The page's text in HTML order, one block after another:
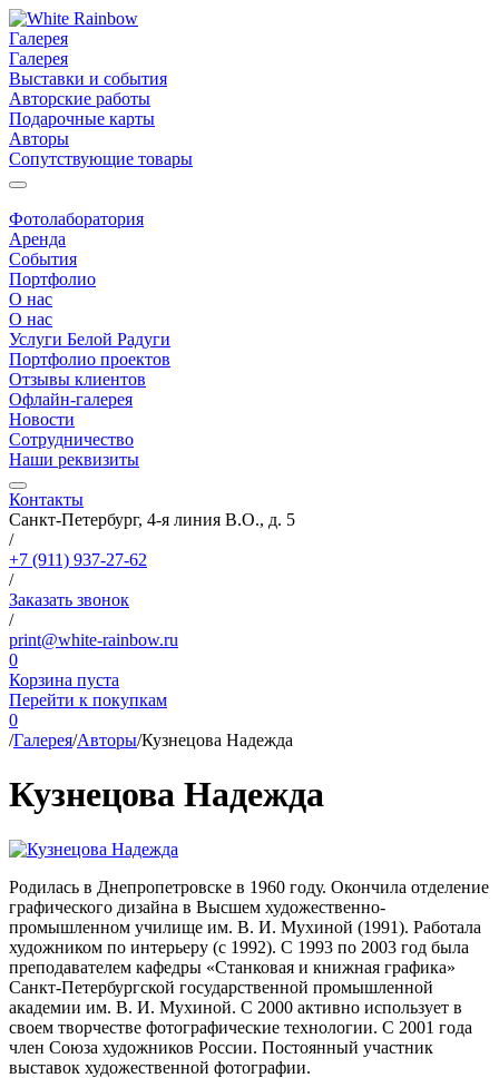
Галерея
Галерея
Выставки и события
Авторские работы
Подарочные карты
Авторы
Сопутствующие товары
Фотолаборатория
Аренда
События
Портфолио
О нас
О нас
Услуги Белой Радуги
Портфолио проектов
Отзывы клиентов
Офлайн-галерея
Новости
Сотрудничество
Наши реквизиты
Контакты
Санкт-Петербург, 4-я линия В.О., д. 5
/
+7 (911) 937-27-62
/
Заказать звонок
/
print@white-rainbow.ru
0
Корзина пуста
Перейти к покупкам
0
/Галерея/Авторы/Кузнецова Надежда
Кузнецова Надежда
Родилась в Днепропетровске в 1960 году. Окончила отделение
графического дизайна в Высшем художественно-
промышленном училище им. В. И. Мухиной (1991). Работала
художником по интерьеру (с 1992). С 1993 по 2003 год была
преподавателем кафедры «Станковая и книжная графика»
Санкт-Петербургской государственной промышленной
академии им. В. И. Мухиной. С 2000 активно использует в
своем творчестве фотографические технологии. С 2001 года
член Союза художников России. Постоянный участник
выставок художественной фотографии.